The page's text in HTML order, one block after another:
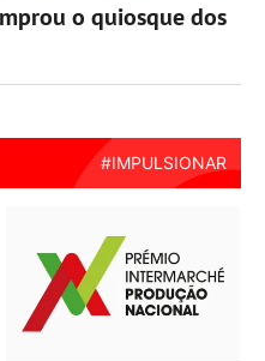
o quiosque dos